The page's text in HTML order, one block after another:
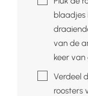
blaadjes
van de
keer van
▢Verdeel
roosters